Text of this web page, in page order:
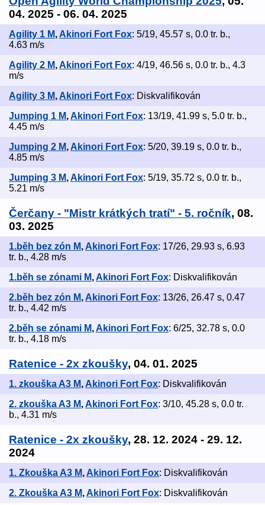
04. 2025 - 06. 04. 2025
Agility 1 M, Akinori Fort Fox: 5/19, 45.57 s, 0.0 tr. b.,
4.63 m/s
Agility 2 M,Akinori Fort Fox: 4/19, 46.56 s, 0.0 tr. b., 4.3
m/s
Agility 3 M, Akinori Fort Fox: Diskvalifikován
Jumping 1 M,Akinori Fort Fox: 13/19, 41.99 s, 5.0 tr. b.,
4.45 m/s
Jumping 2 M, Akinori Fort Fox: 5/20, 39.19 s, 0.0 tr. b.,
4.85 m/s
Jumping 3 M,Akinori Fort Fox: 5/19, 35.72 s, 0.0 tr. b.,
5.21 m/s
Čerčany - "Mistr krátkých tratí" - 5. ročník, 08.
03. 2025
1.běh bez zón M, Akinori Fort Fox: 17/26, 29.93 s, 6.93
tr. b., 4.28 m/s
1.běh se zónami M,Akinori Fort Fox: Diskvalifikován
2.běh bez zón M, Akinori Fort Fox: 13/26, 26.47 s, 0.47
tr. b., 4.42 m/s
2.běh se zónami M,Akinori Fort Fox: 6/25, 32.78 s, 0.0
tr. b., 4.18 m/s
Ratenice - 2x zkoušky, 04. 01. 2025
1. zkouška A3 M, Akinori Fort Fox: Diskvalifikován
2. zkouška A3 M,Akinori Fort Fox: 3/10, 45.28 s, 0.0 tr.
b., 4.31 m/s
Ratenice - 2x zkoušky, 28. 12. 2024 - 29. 12.
2024
1. Zkouška A3 M, Akinori Fort Fox: Diskvalifikován
2. Zkouška A3 M,Akinori Fort Fox: Diskvalifikován